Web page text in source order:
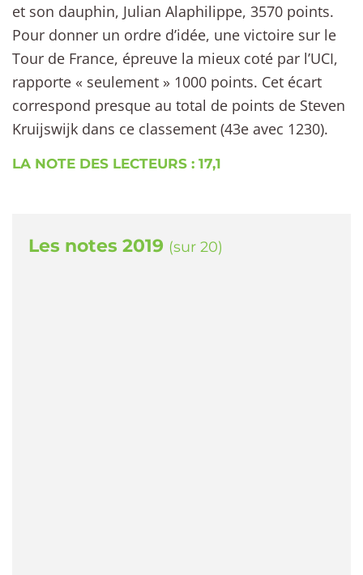
et son dauphin, Julian Alaphilippe, 3570 points.
Pour donner un ordre d’idée, une victoire sur le
Tour de France, épreuve la mieux coté par l’UCI,
rapporte « seulement » 1000 points. Cet écart
correspond presque au total de points de Steven
Kruijswijk dans ce classement (43e avec 1230).
LA NOTE DES LECTEURS : 17,1
Les notes 2019 (sur 20)